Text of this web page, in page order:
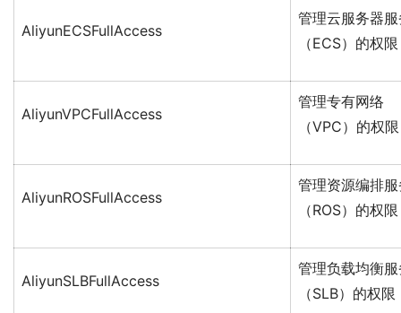
AliyunECSFullAccess
管理云服务器
（ECS）的权限
AliyunVPCFullAccess
管理专有网络
（VPC）的权限
AliyunROSFullAccess
管理资源编排
（ROS）的权限
AliyunSLBFullAccess
管理负载均衡
（SLB）的权限